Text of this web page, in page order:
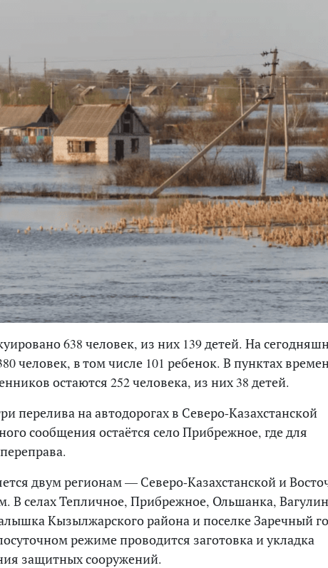
638 человек, из них 139 детей. На
человек, в том числе 101 ребенок. В пунктах
остаются 252 человека, из них 38 детей.
перелива на автодорогах в Северо-Казахстанской
сообщения остаётся село Прибрежное, где для
двум регионам — Северо-Казахстанской и
В селах Тепличное, Прибрежное, Ольшанка,
Кызылжарского района и поселке Заречный
режиме проводится заготовка и укладка
защитных сооружений.